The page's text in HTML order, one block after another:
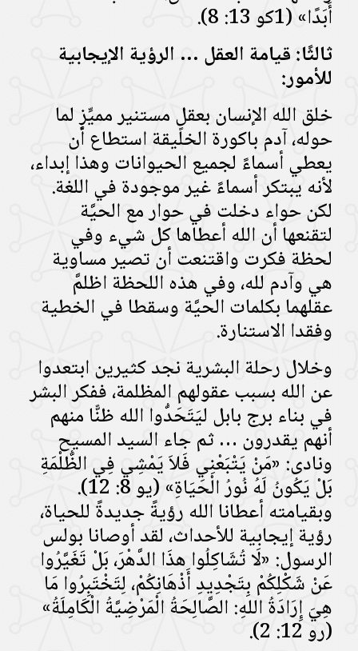
أَبَدًا» (1كو 13: 8).
ثالثًا: قيامة العقل … الرؤية الإيجابية
للأمور:
خلق الله الإنسان بعقلٍ مستنير مميِّزٍ لما
حوله، آدم باكورة الخليقة استطاع أن
يعطي أسماءً لجميع الحيوانات وهذا إبداء،
لأنه يبتكر أسماءً غير موجودة في اللغة.
لكن حواء دخلت في حوار مع الحيَّة
لتقنعها أن الله أعطاها كل شيء وفي
لحظة فكرت واقتنعت أن تصير مساوية
هي وآدم لله، وفي هذه اللحظة اظلمَّ
عقلهما بكلمات الحيَّة وسقطا في الخطية
وفقدا الاستنارة.
وخلال رحلة البشرية نجد كثيرين ابتعدوا
عن الله بسبب عقولهم المظلمة، ففكر البشر
في بناء برج بابل ليَتَحَدُّوا الله ظنًّا منهم
أنهم يقدرون … ثم جاء السيد المسيح
ونادى: «مَنْ يَتْبَعْنِي فَلاَ يَمْشِي فِي الظُّلْمَةِ
بَلْ يَكُونُ لَهُ نُورُ الْحَيَاةِ» (يو 8: 12).
وبقيامته أعطانا الله رؤيةً جديدةً للحياة،
رؤية إيجابية للأحداث، لقد أوصانا بولس
الرسول: «لَا تُشَاكِلُوا هذَا الدَّهْرَ، بَلْ تَغَيَّرُوا
عَنْ شَكْلِكُمْ بِتَجْدِيدِ أَذْهَانِكُمْ، لِتَخْتَبِرُوا مَا
هِيَ إِرَادَةُ اللهِ: الصَّالِحَةُ الْمَرْضِيَّةُ الْكَامِلَةُ»
(رو 12: 2).